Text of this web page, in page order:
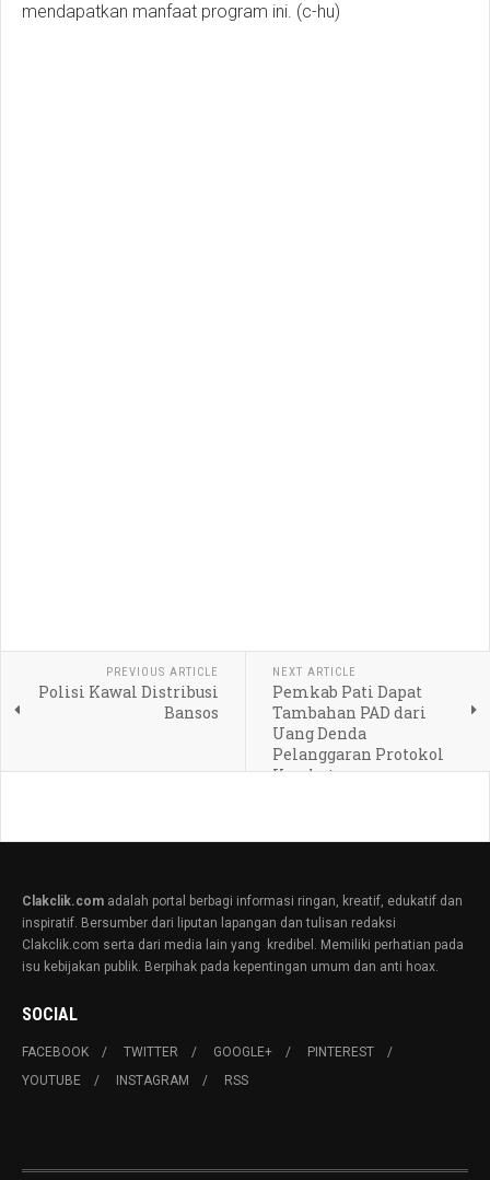
mendapatkan manfaat program ini. (c-hu)
PREVIOUS ARTICLE
Polisi Kawal Distribusi
Bansos
NEXT ARTICLE
Pemkab Pati Dapat
Tambahan PAD dari
Uang Denda
Pelanggaran Protokol
Kesehatan
Clakclik.com adalah portal berbagi informasi ringan, kreatif, edukatif dan
inspiratif. Bersumber dari liputan lapangan dan tulisan redaksi
Clakclik.com serta dari media lain yang kredibel. Memiliki perhatian pada
isu kebijakan publik. Berpihak pada kepentingan umum dan anti hoax.
SOCIAL
FACEBOOK TWITTER GOOGLE+
PINTEREST
YOUTUBE
INSTAGRAM RSS